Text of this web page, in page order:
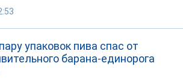
упаковок пива спас от
барана-единорога